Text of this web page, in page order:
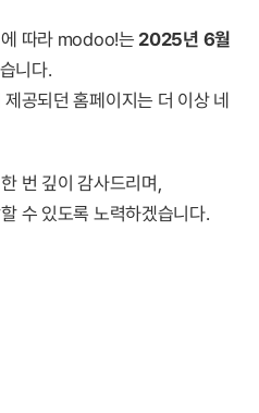
따라 modoo!는 2025년 6월
니다.
공되던 홈페이지는 더 이상 네
번 깊이 감사드리며,
수 있도록 노력하겠습니다.